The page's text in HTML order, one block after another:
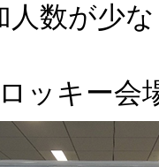
人数が少
ッキー会